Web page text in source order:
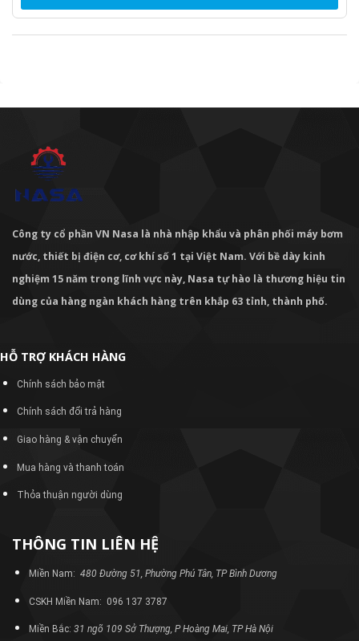
Công ty cổ phần VN Nasa là nhà nhập khẩu và phân phối máy bơm
nước, thiết bị điện cơ, cơ khí số 1 tại Việt Nam. Với bề dày kinh
nghiệm 15 năm trong lĩnh vực này, Nasa tự hào là thương hiệu tin
dùng của hàng ngàn khách hàng trên khắp 63 tỉnh, thành phố.
HỖ TRỢ KHÁCH HÀNG
Chính sách bảo mật
Chính sách đổi trả hàng
Giao hàng & vận chuyển
Mua hàng và thanh toán
Thỏa thuận người dùng
THÔNG TIN LIÊN HỆ
Miền Nam: 480 Đường 51, Phường Phú Tân, TP Bình Dương
CSKH Miền Nam: 096 137 3787
Miền Bắc: 31 ngõ 109 Sở Thượng, P Hoàng Mai, TP Hà Nội